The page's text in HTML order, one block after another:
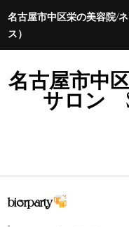
名古屋市中区栄の美容院/
ス）
名古屋市中
サロン
ホーム
bierparty